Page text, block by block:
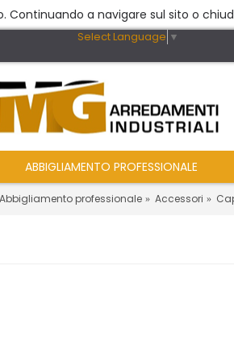
Continuando a navigare sul sito o
Select Language ▼
ABBIGLIAMENTO PROFESSIONALE
Abbigliamento professionale Accessori